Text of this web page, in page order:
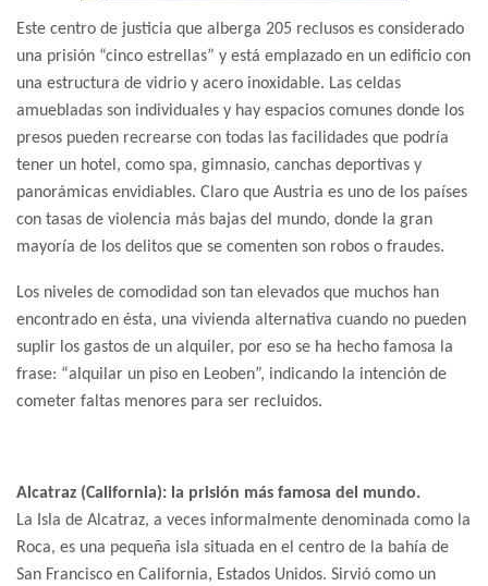
Este centro de justicia que alberga 205 reclusos es considerado
una prisión “cinco estrellas” y está emplazado en un edificio con
una estructura de vidrio y acero inoxidable. Las celdas
amuebladas son individuales y hay espacios comunes donde los
presos pueden recrearse con todas las facilidades que podría
tener un hotel, como spa, gimnasio, canchas deportivas y
panorámicas envidiables. Claro que Austria es uno de los países
con tasas de violencia más bajas del mundo, donde la gran
mayoría de los delitos que se comenten son robos o fraudes.
Los niveles de comodidad son tan elevados que muchos han
encontrado en ésta, una vivienda alternativa cuando no pueden
suplir los gastos de un alquiler, por eso se ha hecho famosa la
frase: “alquilar un piso en Leoben”, indicando la intención de
cometer faltas menores para ser recluidos.
Alcatraz (California): la prisión más famosa del mundo.
La Isla de Alcatraz, a veces informalmente denominada como la
Roca, es una pequeña isla situada en el centro de la bahía de
San Francisco en California, Estados Unidos. Sirvió como un